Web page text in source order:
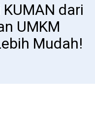
dari
UMKM
Mudah!